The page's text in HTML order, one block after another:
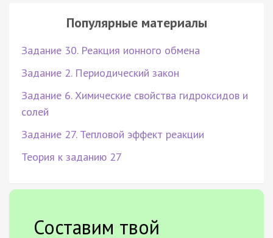
Популярные материалы
Задание 30. Реакция ионного обмена
Задание 2. Периодический закон
Задание 6. Химические свойства гидроксидов и
солей
Задание 27. Тепловой эффект реакции
Теория к заданию 27
Составим твой